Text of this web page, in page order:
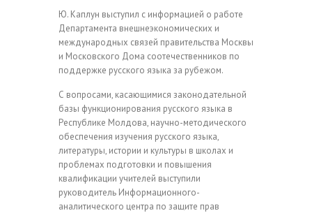
Ю. Каплун выступил с информацией о работе
Департамента внешнеэкономических и
международных связей правительства Москвы
и Московского Дома соотечественников по
поддержке русского языка за рубежом.
С вопросами, касающимися законодательной
базы функционирования русского языка в
Республике Молдова, научно-методического
обеспечения изучения русского языка,
литературы, истории и культуры в школах и
проблемах подготовки и повышения
квалификации учителей выступили
руководитель Информационного-
аналитического центра по защите прав